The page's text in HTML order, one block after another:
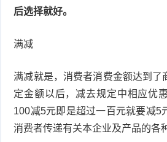
后选择就好。
满减
满减就是，消费者消费金额达到了
定金额以后，减去规定中相应优
100减5元即是超过一百元就要减5
消费者传递有关本企业及产品的各